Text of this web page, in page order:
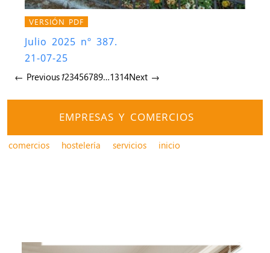
VERSIÓN PDF
Julio 2025 nº 387.
21-07-25
← Previous123456789…1314Next →
EMPRESAS Y COMERCIOS
comercios hostelería servicios inicio